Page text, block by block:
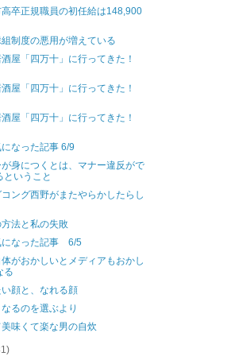
高卒正規職員の初任給は148,900
制度の悪用が増えている
酒屋「四万十」に行ってきた！
酒屋「四万十」に行ってきた！
酒屋「四万十」に行ってきた！
なった記事 6/9
が身につくとは、マナー違反がで
ということ
ング西野がまたやらかしたらし
法と私の失敗
になった記事 6/5
がおかしいとメディアもおかし
る
顔と、なれる顔
るのを選ぶより
味くて楽な男の自炊